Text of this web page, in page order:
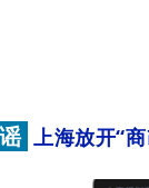
上海放开“